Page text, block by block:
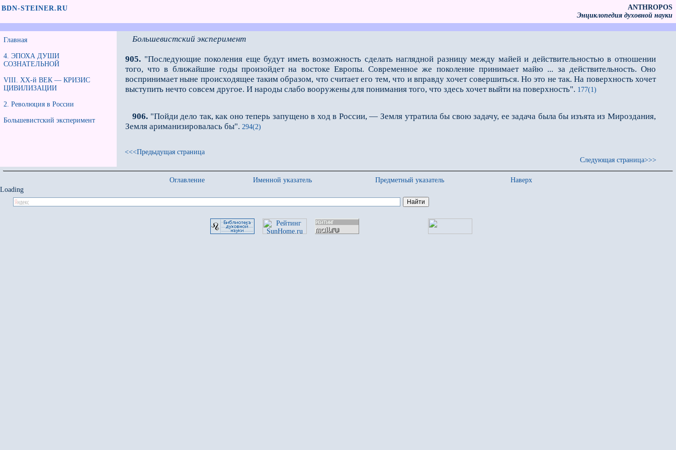
BDN-STEINER.RU
ANTHROPOS
Энциклопедия духовной науки
Главная
4. ЭПОХА ДУШИ
СОЗНАТЕЛЬНОЙ
VIII. XX-й ВЕК — КРИЗИС
ЦИВИЛИЗАЦИИ
2. Революция в России
Большевистский эксперимент
Большевистский эксперимент
905. "Последующие поколения ещe будут иметь возможность сделать наглядной разницу между майей и действительностью в отношении
того, что в ближайшие годы произойдeт на востоке Европы. Современное же поколение принимает майю ... за действительность. Оно
воспринимает ныне происходящее таким образом, что считает его тем, что и вправду хочет совершиться. Но это не так. На поверхность хочет
выступить нечто совсем другое. И народы слабо вооружены для понимания того, что здесь хочет выйти на поверхность". 177(1)
906. "Пойди дело так, как оно теперь запущено в ход в России, — Земля утратила бы свою задачу, ее задача была бы изъята из Мироздания,
Земля ариманизировалась бы". 294(2)
<<<Предыдущая страница
Следующая страница>>>
Оглавление Именной указатель Предметный указатель
Наверх
Loading